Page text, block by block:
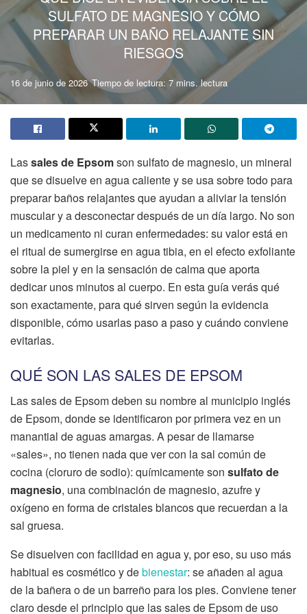
SULFATO DE MAGNESIO Y CÓMO
PREPARAR UN BAÑO RELAJANTE SIN
RIESGOS
16 de junio de 2026 Tiempo de lectura: 7 mins. lectura
Lassales de Epsomson sulfato de magnesio, un mineral
que se disuelve en agua caliente y se usa sobre todo para
preparar baños relajantes que ayudan a aliviar la tensión
muscular y a desconectar después de un día largo. No son
un medicamento ni curan enfermedades: su valor está en
el ritual de sumergirse en agua tibia, en el efecto exfoliante
sobre la piel y en la sensación de calma que aporta
dedicar unos minutos al cuerpo. En esta guía verás qué
son exactamente, para qué sirven según la evidencia
disponible, cómo usarlas paso a paso y cuándo conviene
evitarlas.
QUÉ SON LAS SALES DE EPSOM
Las sales de Epsom deben su nombre al municipio inglés
de Epsom, donde se identificaron por primera vez en un
manantial de aguas amargas. A pesar de llamarse
«sales», no tienen nada que ver con la sal común de
cocina (cloruro de sodio): químicamente son sulfato de
magnesio, una combinación de magnesio, azufre y
oxígeno en forma de cristales blancos que recuerdan a la
sal gruesa.
Se disuelven con facilidad en agua y, por eso, su uso más
habitual es cosmético y debienestar: se añaden al agua
de la bañera o de un barreño para los pies. Conviene tener
claro desde el principio que las sales de Epsom de uso